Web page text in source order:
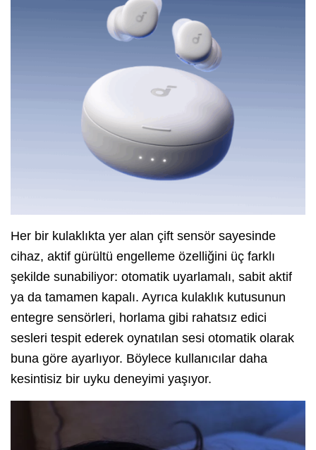
Her bir kulaklıkta yer alan çift sensör sayesinde
cihaz, aktif gürültü engelleme özelliğini üç farklı
şekilde sunabiliyor: otomatik uyarlamalı, sabit aktif
ya da tamamen kapalı. Ayrıca kulaklık kutusunun
entegre sensörleri, horlama gibi rahatsız edici
sesleri tespit ederek oynatılan sesi otomatik olarak
buna göre ayarlıyor. Böylece kullanıcılar daha
kesintisiz bir uyku deneyimi yaşıyor.